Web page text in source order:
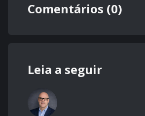
Comentários (0)
Leia a seguir